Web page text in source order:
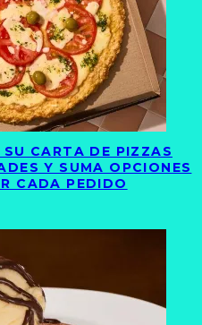
SU CARTA DE PIZZAS
Y SUMA OPCIONES
CADA PEDIDO